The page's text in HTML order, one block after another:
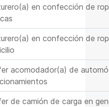
en confección de
en confección de
acomodador(a) de
de camión de carga en